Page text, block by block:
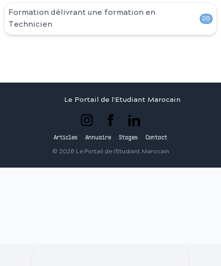
Formation délivrant une formation en
Technicien
20
Le Portail de l'Etudiant Marocain
Articles Annuaire Stages Contact
© 2026 Le Portail de l'Etudiant Marocain